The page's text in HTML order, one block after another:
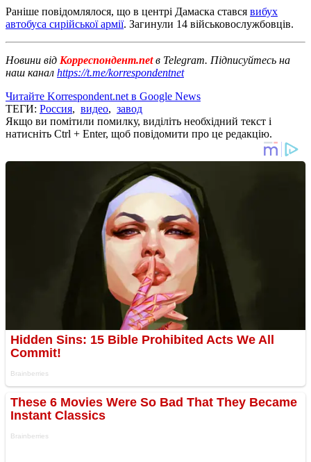
Раніше повідомлялося, що в центрі Дамаска стався вибух
автобуса сирійської армії. Загинули 14 військовослужбовців.
Новини від Корреспондент.netв Telegram. Підписуйтесь на
наш канал https://t.me/korrespondentnet
Читайте Korrespondent.net в Google News
ТЕГИ: Россия, видео, завод
Якщо ви помітили помилку, виділіть необхідний текст і
натисніть Ctrl + Enter, щоб повідомити про це редакцію.